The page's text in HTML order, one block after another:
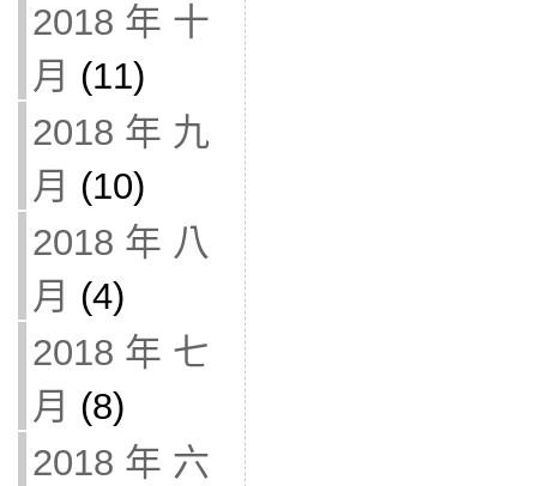
2018 年 十
月 (11)
2018 年 九
月 (10)
2018 年 八
月 (4)
2018 年 七
月 (8)
2018 年 六